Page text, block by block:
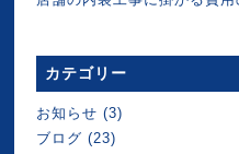
カテゴリー
お知らせ (3)
ブログ (23)